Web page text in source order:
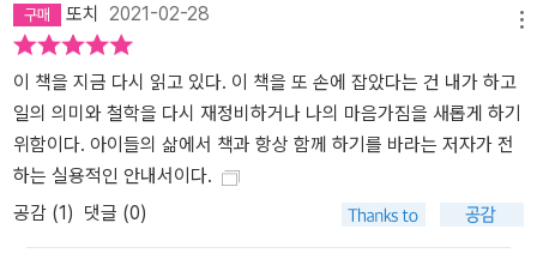
또치 2021-02-28
이 책을 지금 다시 읽고 있다. 이 책을 또 손에 잡았다는 건 내가 하고
일의 의미와 철학을 다시 재정비하거나 나의 마음가짐을 새롭게 하기
위함이다. 아이들의 삶에서 책과 항상 함께 하기를 바라는 저자가 전
하는 실용적인 안내서이다.
공감 (1 ) 댓글 (0)